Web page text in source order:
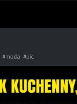
#moda #pic